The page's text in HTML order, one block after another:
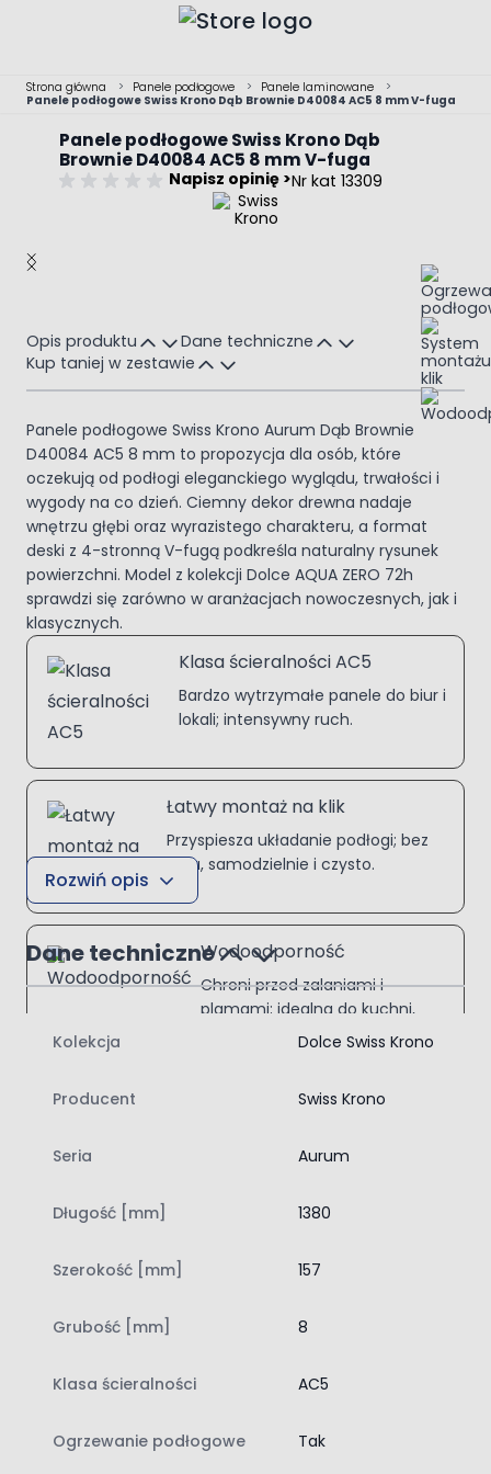
Strona główna > Panele podłogowe > Panele laminowane
>
Panele podłogowe Swiss Krono Dąb Brownie D40084 AC5 8 mm V-fuga
Panele podłogowe Swiss Krono Dąb
Brownie D40084 AC5 8 mm V-fuga
Napisz opinię >Nr kat 13309
Main image
Click to view image in fullscreen
Opis produktu
Dane techniczne
Kup taniej w zestawie
Panele podłogowe Swiss Krono Aurum Dąb Brownie
D40084 AC5 8 mm to propozycja dla osób, które
oczekują od podłogi eleganckiego wyglądu, trwałości i
wygody na co dzień. Ciemny dekor drewna nadaje
wnętrzu głębi oraz wyrazistego charakteru, a format
deski z 4-stronną V-fugą podkreśla naturalny rysunek
powierzchni. Model z kolekcji Dolce AQUA ZERO 72h
sprawdzi się zarówno w aranżacjach nowoczesnych, jak i
klasycznych.
Klasa ścieralności AC5
Bardzo wytrzymałe panele do biur i
lokali; intensywny ruch.
Łatwy montaż na klik
Przyspiesza układanie podłogi; bez
kleju, samodzielnie i czysto.
Wodoodporność
Chroni przed zalaniami i
plamami; idealna do kuchni,
łazienek i przedpokojów.
V-fuga
eleganckie wykończenie i lepsza optyka
Swiss Krono Dąb Brownie D40084 AC5 8 mm
Dolce AQUA ZERO 72h. Panele mają klasę ścieralności
Wyróżnia je wzór klasycznej deski, ciemna kolorystyka i
synchroniczna struktura 3D, która wiernie odwzorowuje
To podłoga przeznaczona do pomieszczeń mieszkalnych
wysoka odporność na codzienne użytkowanie.
Rozwiń opis
Dane techniczne
Kolekcja Dolce Swiss Krono
Producent Swiss Krono
Seria Aurum
Długość [mm] 1380
Szerokość [mm] 157
Grubość [mm] 8
Klasa ścieralności AC5
Ogrzewanie podłogowe Tak